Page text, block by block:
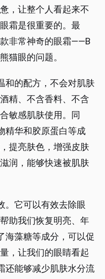
，让整个人看起来不
霜是很重要的。最
非常神奇的眼霜——B
猫眼的问题。
和的配方，不会对肌肤
精、不含香料、不含
敏感肌肤使用。同
精华和胶原蛋白等成
提亮肤色，增强皮肤
润，能够快速被肌肤
。它可以有效去除眼
助我们恢复明亮、年
海藻糖等成分，可以促
，让我们的眼睛看起
还能够减少肌肤水分流